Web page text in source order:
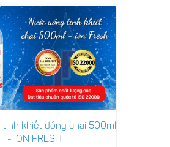
tinh khiết đóng chai 500ml
- iON FRESH